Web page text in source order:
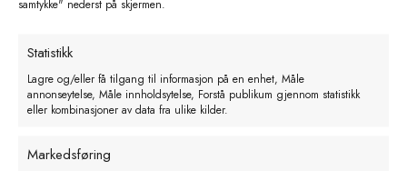
samtykke" nederst på skjermen.
Statistikk
Lagre og/eller få tilgang til informasjon på en enhet, Måle
annonseytelse, Måle innholdsytelse, Forstå publikum gjennom statistikk
eller kombinasjoner av data fra ulike kilder.
Markedsføring